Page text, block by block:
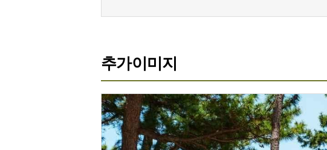
추가이미지